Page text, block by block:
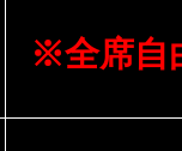
※全席自